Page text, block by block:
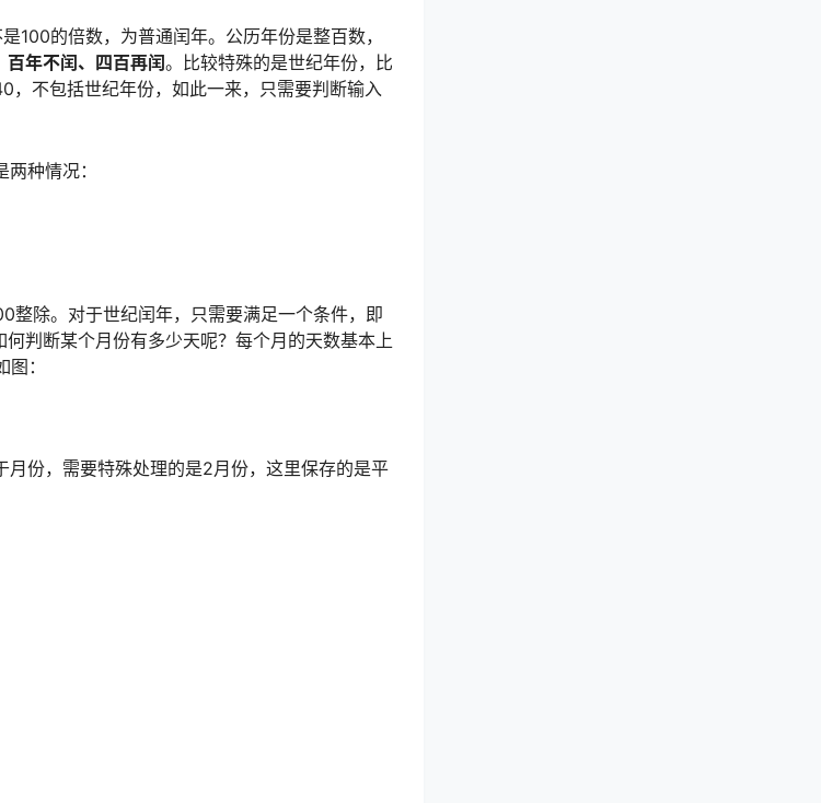
100的倍数，为普通闰年。公历年份是整百数，
百年不闰、四百再闰。比较特殊的是世纪年份，比
不包括世纪年份，如此一来，只需要判断输入
种情况：
整除。对于世纪闰年，只需要满足一个条件，即
判断某个月份有多少天呢？每个月的天数基本上
：
份，需要特殊处理的是2月份，这里保存的是平